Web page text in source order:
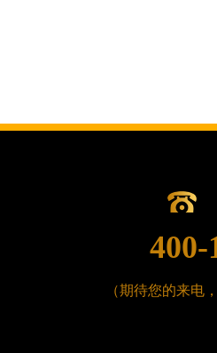
内
400-
（期待您的来电